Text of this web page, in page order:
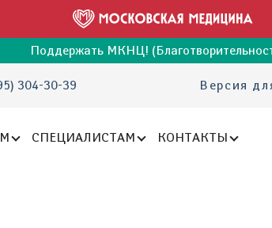
Поддержать МКНЦ!
304-30-39 Версия
СПЕЦИАЛИСТАМ КОНТАКТЫ